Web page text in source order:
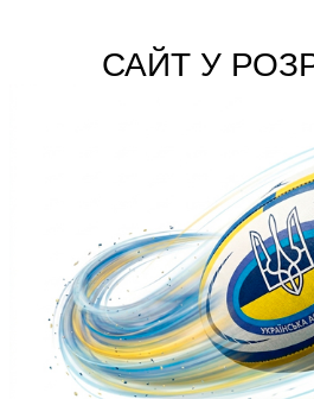
САЙТ У